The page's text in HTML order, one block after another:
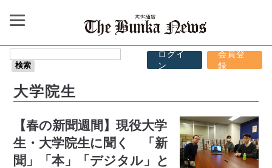
ログイ
ン
会員登
録
大学院生
【春の新聞週間】現役大学
生・大学院生に聞く 「新
聞」「本」「デジタル」と